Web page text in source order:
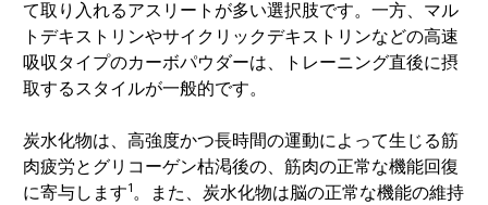
て取り入れるアスリートが多い選択肢です。一方、マル
トデキストリンやサイクリックデキストリンなどの高速
吸収タイプのカーボパウダーは、トレーニング直後に摂
取するスタイルが一般的です。
炭水化物は、高強度かつ長時間の運動によって生じる筋
肉疲労とグリコーゲン枯渇後の、筋肉の正常な機能回復
に寄与します1 。また、炭水化物は脳の正常な機能の維持